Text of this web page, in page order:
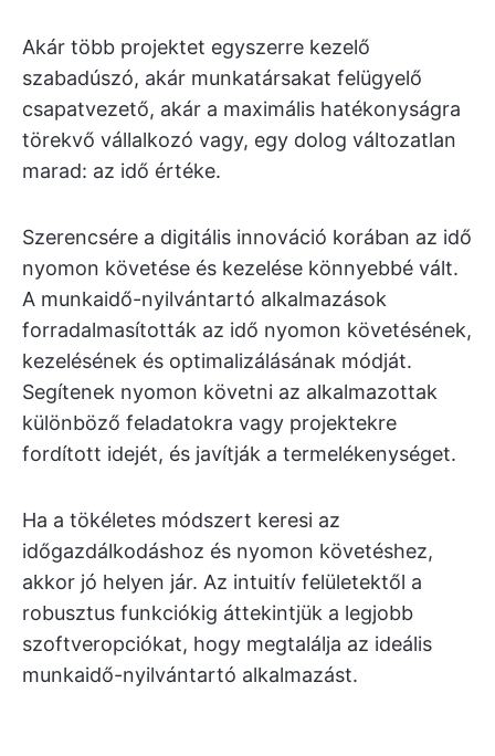
Akár több projektet egyszerre kezelő
szabadúszó, akár munkatársakat felügyelő
csapatvezető, akár a maximális hatékonyságra
törekvő vállalkozó vagy, egy dolog változatlan
marad: az idő értéke.
Szerencsére a digitális innováció korában az idő
nyomon követése és kezelése könnyebbé vált.
A munkaidő-nyilvántartó alkalmazások
forradalmasították az idő nyomon követésének,
kezelésének és optimalizálásának módját.
Segítenek nyomon követni az alkalmazottak
különböző feladatokra vagy projektekre
fordított idejét, és javítják a termelékenységet.
Ha a tökéletes módszert keresi az
időgazdálkodáshoz és nyomon követéshez,
akkor jó helyen jár. Az intuitív felületektől a
robusztus funkciókig áttekintjük a legjobb
szoftveropciókat, hogy megtalálja az ideális
munkaidő-nyilvántartó alkalmazást.